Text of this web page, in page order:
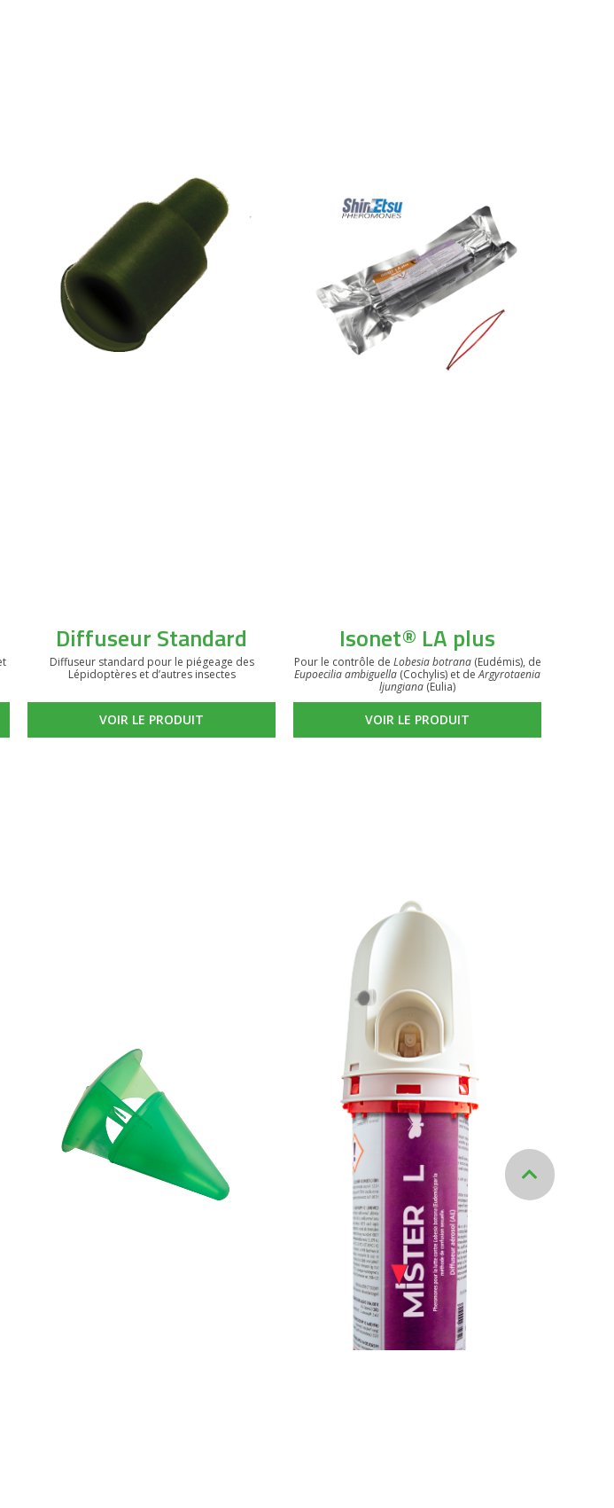
Diffuseur Standard
Diffuseur standard pour le piégeage des
Lépidoptères et d’autres insectes
VOIR LE PRODUIT
Isonet® LA plus
Pour le contrôle deLobesia botrana(Eudémis), de
Eupoecilia ambiguella(Cochylis) et de
ljungiana(Eulia)
VOIR LE PRODUIT
Maxi Zeuco
Pour le piégeage de :
Thaumetopoea pityocampa
(processionnaire du pin),
Spodoptera littoralis
Helicoverpa armigera
Mamestra brassicae
noctuelles en général. Pour le piégeage de
masse de : Lépidoptères commeCossus cossus
Zeuzera pyrina(Zeuzère du
MISTER L
Pour le contrôle de Lobesia botrana
VOIR LE PRODUIT